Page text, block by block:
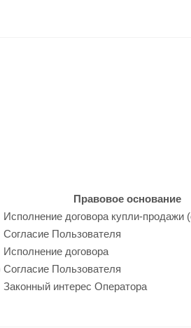
Правовое основание
Исполнение договора купли-продажи
Согласие Пользователя
Исполнение договора
Согласие Пользователя
Законный интерес Оператора